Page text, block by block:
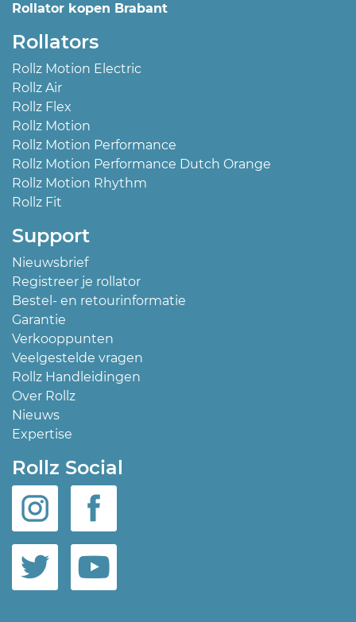
Rollator kopen Brabant
Rollators
Rollz Motion Electric
Rollz Air
Rollz Flex
Rollz Motion
Rollz Motion Performance
Rollz Motion Performance Dutch Orange
Rollz Motion Rhythm
Rollz Fit
Support
Nieuwsbrief
Registreer je rollator
Bestel- en retourinformatie
Garantie
Verkooppunten
Veelgestelde vragen
Rollz Handleidingen
Over Rollz
Nieuws
Expertise
Rollz Social